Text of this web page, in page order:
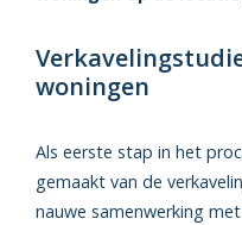
woningen
Als eerste stap in het
gemaakt van de
nauwe samenwerking